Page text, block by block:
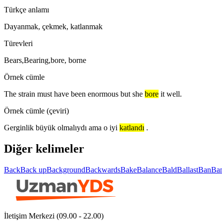
Türkçe anlamı
Dayanmak, çekmek, katlanmak
Türevleri
Bears,Bearing,bore, borne
Örnek cümle
The strain must have been enormous but she bore it well.
Örnek cümle (çeviri)
Gerginlik büyük olmalıydı ama o iyi katlandı .
Diğer kelimeler
BackBack upBackgroundBackwardsBakeBalanceBaldBallastBan
İletişim Merkezi (09.00 - 22.00)